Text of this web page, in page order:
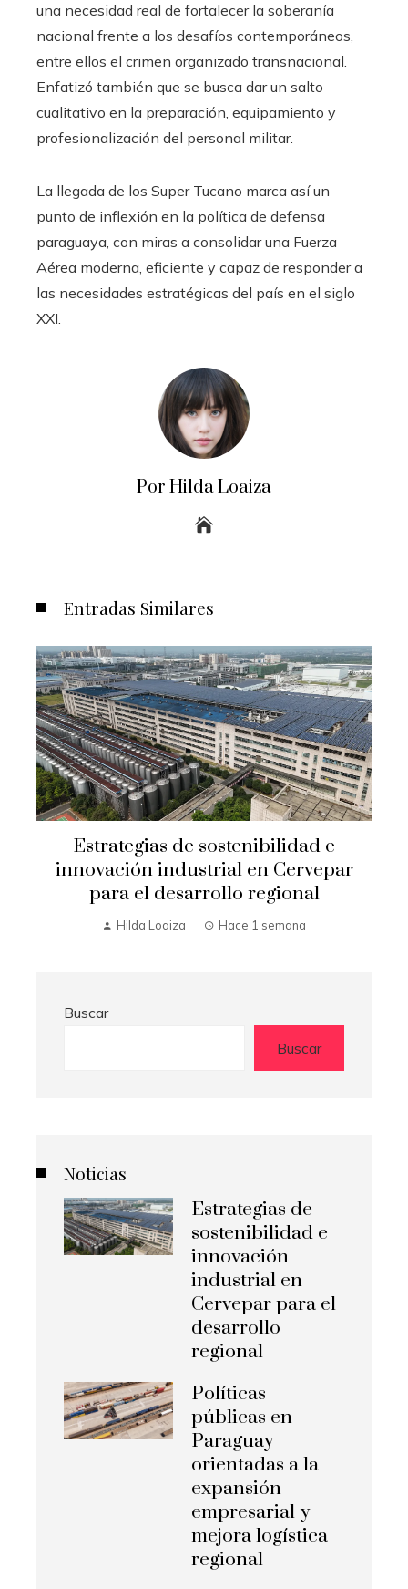
una necesidad real de fortalecer la soberanía
nacional frente a los desafíos contemporáneos,
entre ellos el crimen organizado transnacional.
Enfatizó también que se busca dar un salto
cualitativo en la preparación, equipamiento y
profesionalización del personal militar.
La llegada de los Super Tucano marca así un
punto de inflexión en la política de defensa
paraguaya, con miras a consolidar una Fuerza
Aérea moderna, eficiente y capaz de responder a
las necesidades estratégicas del país en el siglo
XXI.
Por Hilda Loaiza
Entradas Similares
Estrategias de sostenibilidad e
innovación industrial en Cervepar
para el desarrollo regional
Hilda Loaiza Hace 1 semana
Buscar
Buscar
Noticias
Estrategias de
sostenibilidad e
innovación
industrial en
Cervepar para el
desarrollo
regional
Políticas
públicas en
Paraguay
orientadas a la
expansión
empresarial y
mejora logística
regional